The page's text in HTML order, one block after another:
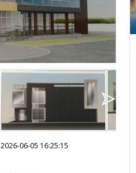
2026-06-05 16:25:15